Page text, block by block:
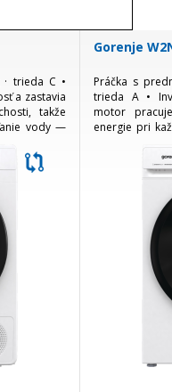
trieda C •
a zastavia
takže
vody —
Gorenje
Práčka s
trieda A •
motor
energie pri